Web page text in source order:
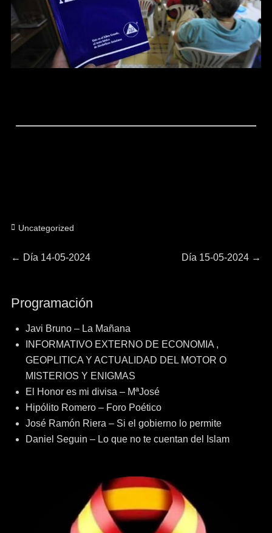
Categorías
Uncategorized
Navegación
entradas
← Entrada
Día 14-05-2024
Entrada
Día 15-05-2024 →
Programación
Javi Bruno – La Mañana
INFORMATIVO EXTERNO DE ECONOMIA ,
GEOPLITICA Y ACTUALIDAD DEL MOTOR O
MISTERIOS Y ENIGMAS
El Honor es mi divisa – MªJosé
Hipólito Romero – Foro Poético
José Ramón Riera – Si el gobierno lo permite
Daniel Seguin – Lo que no te cuentan del Islam